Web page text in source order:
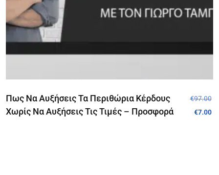
Πως Να Αυξήσεις Τα Περιθώρια Κέρδους
Χωρίς Να Αυξήσεις Τις Τιμές – Προσφορά
€97.00
€7.00